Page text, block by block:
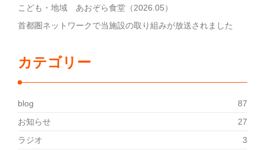
こども・地域 あおぞら食堂（2026.05）
首都圏ネットワークで当施設の取り組みが放送されました
カテゴリー
blog
87
お知らせ
27
ラジオ
3